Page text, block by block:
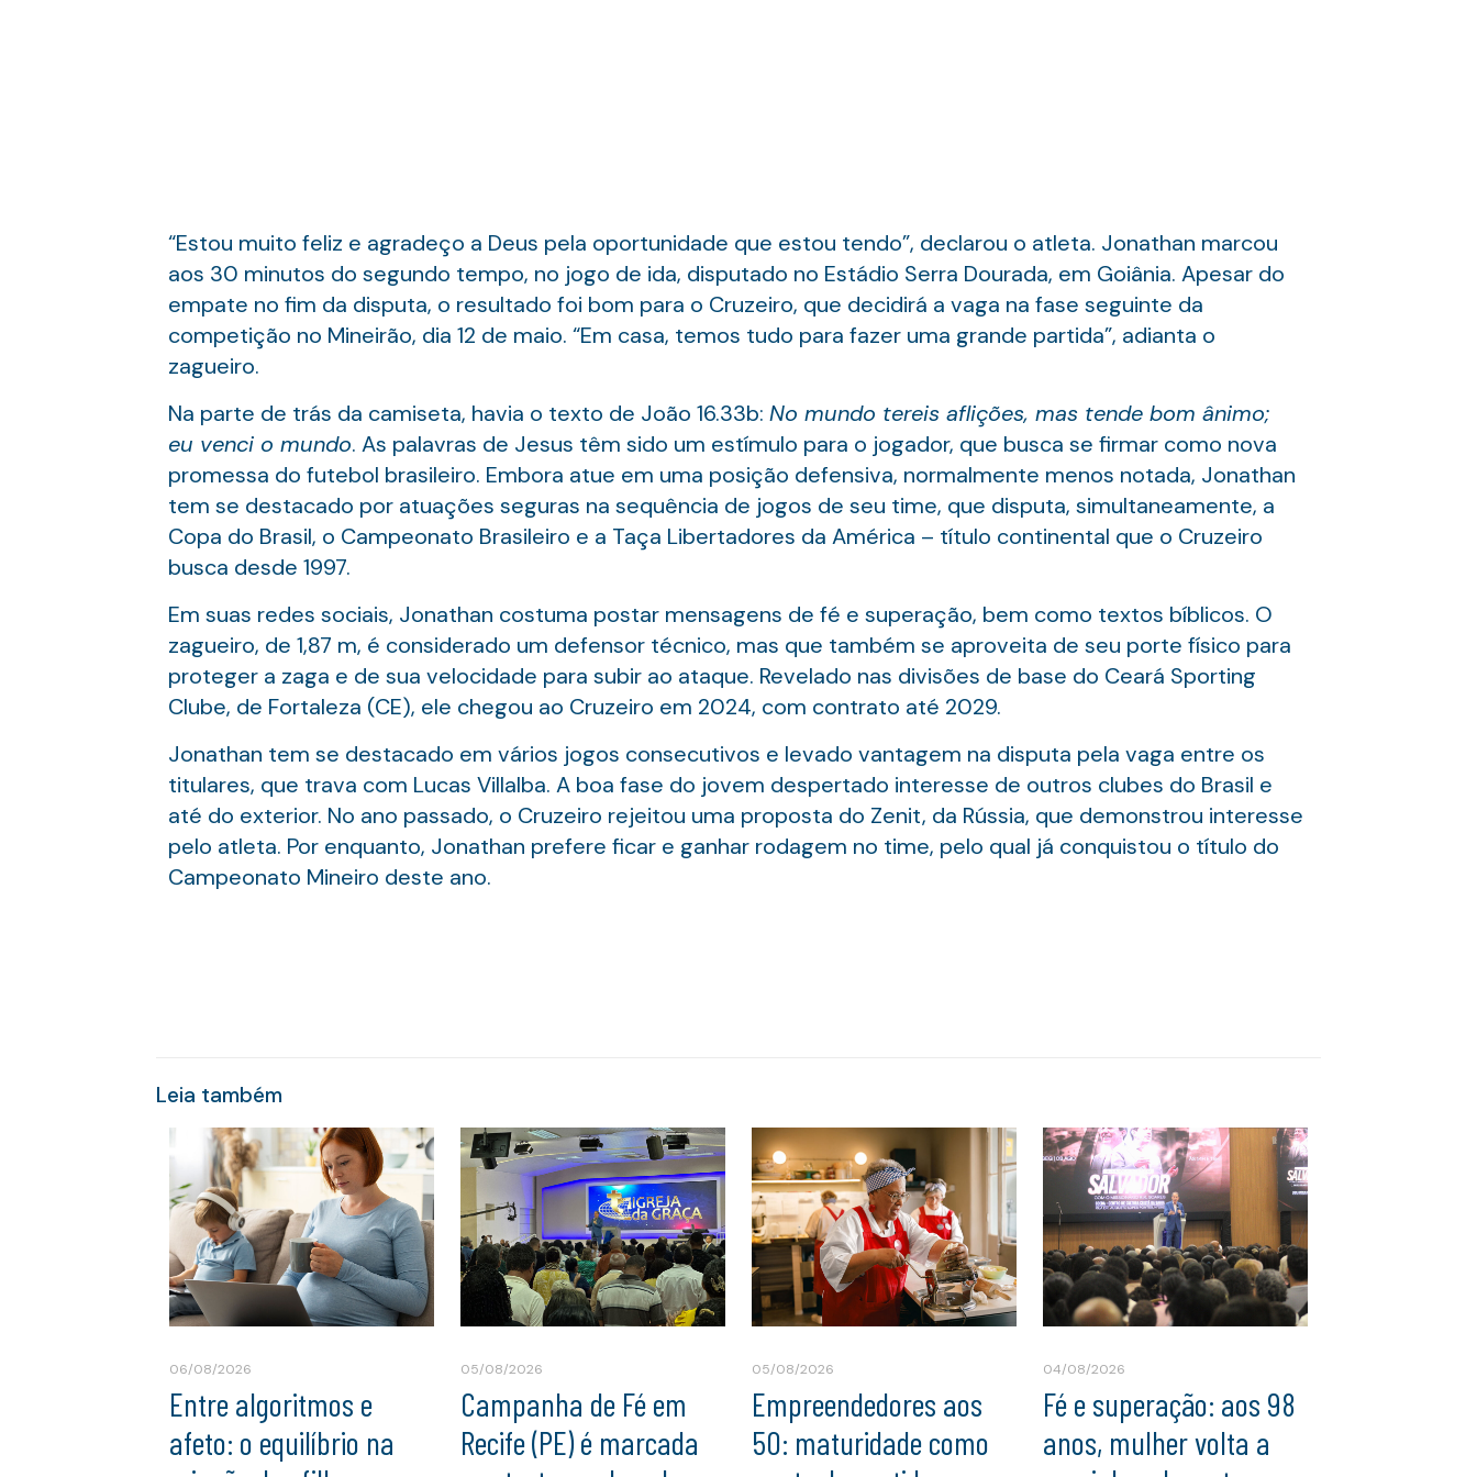
“Estou muito feliz e agradeço a Deus pela oportunidade que estou tendo”, declarou o atleta. Jonathan marcou
aos 30 minutos do segundo tempo, no jogo de ida, disputado no Estádio Serra Dourada, em Goiânia. Apesar do
empate no fim da disputa, o resultado foi bom para o Cruzeiro, que decidirá a vaga na fase seguinte da
competição no Mineirão, dia 12 de maio. “Em casa, temos tudo para fazer uma grande partida”, adianta o
zagueiro.
Na parte de trás da camiseta, havia o texto de João 16.33b: No mundo tereis aflições, mas tende bom ânimo;
eu venci o mundo. As palavras de Jesus têm sido um estímulo para o jogador, que busca se firmar como nova
promessa do futebol brasileiro. Embora atue em uma posição defensiva, normalmente menos notada, Jonathan
tem se destacado por atuações seguras na sequência de jogos de seu time, que disputa, simultaneamente, a
Copa do Brasil, o Campeonato Brasileiro e a Taça Libertadores da América – título continental que o Cruzeiro
busca desde 1997.
Em suas redes sociais, Jonathan costuma postar mensagens de fé e superação, bem como textos bíblicos. O
zagueiro, de 1,87 m, é considerado um defensor técnico, mas que também se aproveita de seu porte físico para
proteger a zaga e de sua velocidade para subir ao ataque. Revelado nas divisões de base do Ceará Sporting
Clube, de Fortaleza (CE), ele chegou ao Cruzeiro em 2024, com contrato até 2029.
Jonathan tem se destacado em vários jogos consecutivos e levado vantagem na disputa pela vaga entre os
titulares, que trava com Lucas Villalba. A boa fase do jovem despertado interesse de outros clubes do Brasil e
até do exterior. No ano passado, o Cruzeiro rejeitou uma proposta do Zenit, da Rússia, que demonstrou interesse
pelo atleta. Por enquanto, Jonathan prefere ficar e ganhar rodagem no time, pelo qual já conquistou o título do
Campeonato Mineiro deste ano.
Leia também
06/08/2026
Entre algoritmos e
afeto: o equilíbrio na
05/08/2026
Campanha de Fé em
Recife (PE) é marcada
05/08/2026
Empreendedores aos
50: maturidade como
04/08/2026
Fé e superação: aos 98
anos, mulher volta a